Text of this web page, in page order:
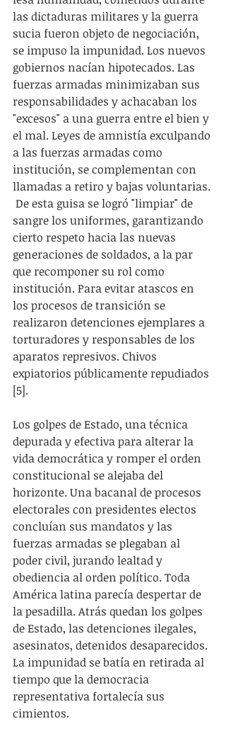
las dictaduras militares y la guerra
sucia fueron objeto de negociación,
se impuso la impunidad. Los nuevos
gobiernos nacían hipotecados. Las
fuerzas armadas minimizaban sus
responsabilidades y achacaban los
"excesos" a una guerra entre el bien y
el mal. Leyes de amnistía exculpando
a las fuerzas armadas como
institución, se complementan con
llamadas a retiro y bajas voluntarias.
De esta guisa se logró "limpiar" de
sangre los uniformes, garantizando
cierto respeto hacia las nuevas
generaciones de soldados, a la par
que recomponer su rol como
institución. Para evitar atascos en
los procesos de transición se
realizaron detenciones ejemplares a
torturadores y responsables de los
aparatos represivos. Chivos
expiatorios públicamente repudiados
[5].
Los golpes de Estado, una técnica
depurada y efectiva para alterar la
vida democrática y romper el orden
constitucional se alejaba del
horizonte. Una bacanal de procesos
electorales con presidentes electos
concluían sus mandatos y las
fuerzas armadas se plegaban al
poder civil, jurando lealtad y
obediencia al orden político. Toda
América latina parecía despertar de
la pesadilla. Atrás quedan los golpes
de Estado, las detenciones ilegales,
asesinatos, detenidos desaparecidos.
La impunidad se batía en retirada al
tiempo que la democracia
representativa fortalecía sus
cimientos.